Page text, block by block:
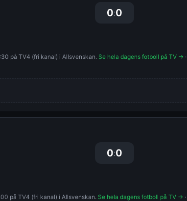
0:0
på TV4 (fri kanal) i Allsvenskan. Se hela dagens fotboll på TV → ·
0:0
på TV4 (fri kanal) i Allsvenskan. Se hela dagens fotboll på TV → ·